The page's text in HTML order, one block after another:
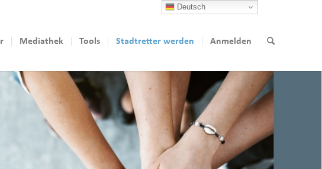
Mediathek Tools Stadtretter werden Anmelden
Deutsch